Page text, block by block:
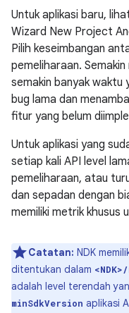
Untuk aplikasi baru,
Wizard New Project
Pilih keseimbangan
pemeliharaan. Semakin
semakin banyak waktu
bug lama dan
fitur yang belum
Untuk aplikasi yang
setiap kali API level
pemeliharaan, atau
dan sepadan dengan
memiliki metrik khusus
Catatan: NDK
ditentukan dalam
adalah level terendah
minSdkVersion aplikasi